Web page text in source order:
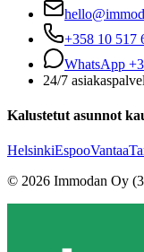
+358 10 517
WhatsApp
24/7
Kalustetut asunnot
HelsinkiEspooVantaa
© 2026 Immodan Oy